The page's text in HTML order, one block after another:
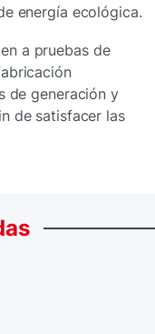
energía ecológica.
a pruebas de
de generación y
de satisfacer las